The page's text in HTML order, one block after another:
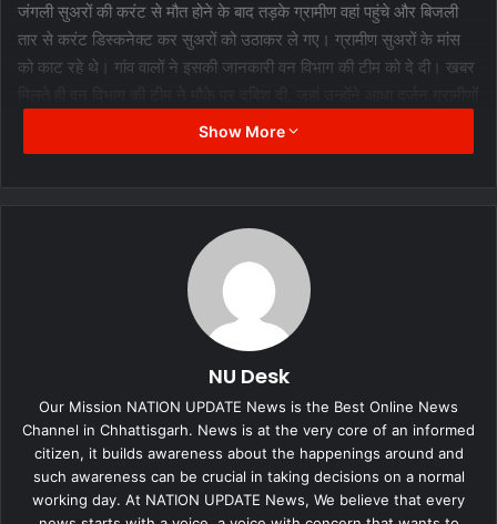
जंगली सुअरों की करंट से मौत होने के बाद तड़के ग्रामीण वहां पहुंचे और बिजली
तार से करंट डिस्कनेक्ट कर सुअरों को उठाकर ले गए। ग्रामीण सुअरों के मांस
को काट रहे थे। गांव वालों ने इसकी जानकारी वन विभाग की टीम को दे दी। खबर
Show More
NU Desk
Our Mission NATION UPDATE News is the Best Online News
Channel in Chhattisgarh. News is at the very core of an informed
citizen, it builds awareness about the happenings around and
such awareness can be crucial in taking decisions on a normal
working day. At NATION UPDATE News, We believe that every